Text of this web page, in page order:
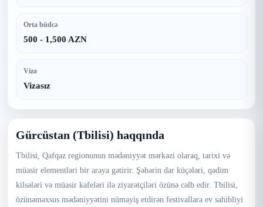
Orta büdcə
500 - 1,500 AZN
Viza
Vizasız
Gürcüstan (Tbilisi) haqqında
Tbilisi, Qafqaz regionunun mədəniyyət mərkəzi olaraq, tarixi və
müasir elementləri bir araya gətirir. Şəhərin dar küçələri, qədim
kilsələri və müasir kafeləri ilə ziyarətçiləri özünə cəlb edir. Tbilisi,
özünəməxsus mədəniyyətini nümayiş etdirən festivallara ev sahibliyi